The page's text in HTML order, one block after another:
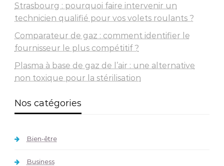
Strasbourg : pourquoi faire intervenir un
technicien qualifié pour vos volets roulants ?
Comparateur de gaz : comment identifier le
fournisseur le plus compétitif ?
Plasma à base de gaz de l’air : une alternative
non toxique pour la stérilisation
Nos catégories
Bien-être
Business